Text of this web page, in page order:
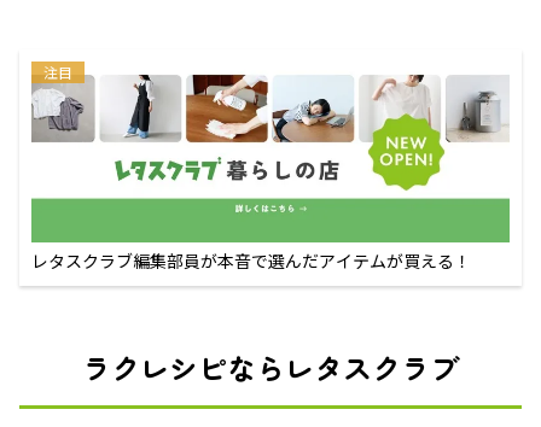
注目
レタスクラブ編集部員が本音で選んだアイテムが買える！
ラクレシピならレタスクラブ